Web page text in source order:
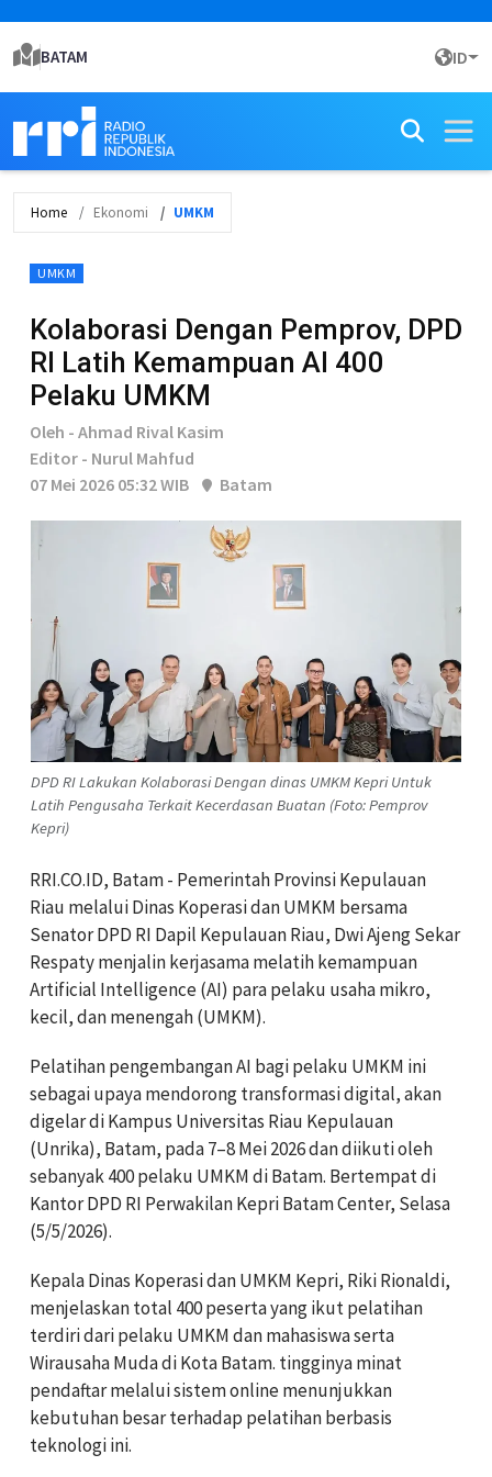
BATAM ID
Home Ekonomi UMKM
UMKM
Kolaborasi Dengan Pemprov, DPD
RI Latih Kemampuan AI 400
Pelaku UMKM
Oleh - Ahmad Rival Kasim
Editor - Nurul Mahfud
07 Mei 2026 05:32 WIB
Batam
DPD RI Lakukan Kolaborasi Dengan dinas UMKM Kepri Untuk
Latih Pengusaha Terkait Kecerdasan Buatan (Foto: Pemprov
Kepri)
RRI.CO.ID, Batam - Pemerintah Provinsi Kepulauan
Riau melalui Dinas Koperasi dan UMKM bersama
Senator DPD RI Dapil Kepulauan Riau, Dwi Ajeng Sekar
Respaty menjalin kerjasama melatih kemampuan
Artificial Intelligence (AI) para pelaku usaha mikro,
kecil, dan menengah (UMKM).
Pelatihan pengembangan AI bagi pelaku UMKM ini
sebagai upaya mendorong transformasi digital, akan
digelar di Kampus Universitas Riau Kepulauan
(Unrika), Batam, pada 7–8 Mei 2026 dan diikuti oleh
sebanyak 400 pelaku UMKM di Batam. Bertempat di
Kantor DPD RI Perwakilan Kepri Batam Center, Selasa
(5/5/2026).
Kepala Dinas Koperasi dan UMKM Kepri, Riki Rionaldi,
menjelaskan total 400 peserta yang ikut pelatihan
terdiri dari pelaku UMKM dan mahasiswa serta
Wirausaha Muda di Kota Batam. tingginya minat
pendaftar melalui sistem online menunjukkan
kebutuhan besar terhadap pelatihan berbasis
teknologi ini.